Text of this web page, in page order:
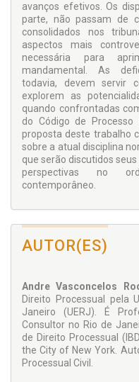
avanços efetivos. Os
parte, não passam de
consolidados nos
aspectos mais
necessária para
mandamental. As
todavia, devem servir
explorem as
quando confrontadas
do Código de Processo
proposta deste trabalho
sobre a atual disciplina
que serão discutidos
perspectivas no
contemporâneo.
AUTOR(ES)
Andre Vasconcelos
Direito Processual pela
Janeiro (UERJ). É
Consultor no Rio de
de Direito Processual
the City of New York.
Processual Civil.